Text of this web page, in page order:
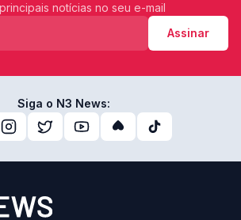
notícias no seu e-mail
Assinar
Siga o N3 News: